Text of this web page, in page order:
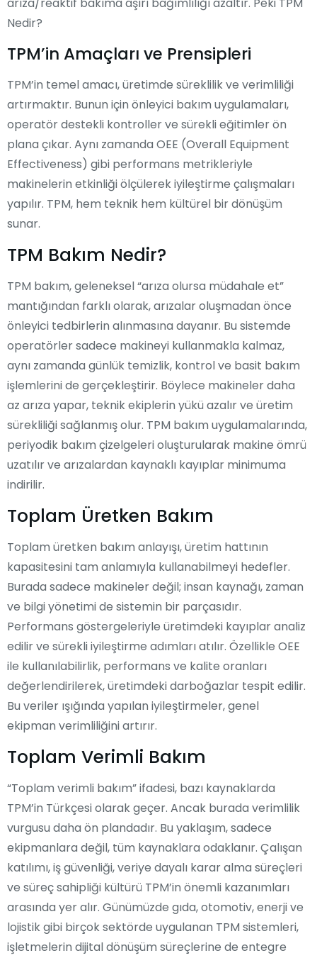
Nedir?
TPM’in Amaçları ve Prensipleri
TPM’in temel amacı, üretimde süreklilik ve verimliliği
artırmaktır. Bunun için önleyici bakım uygulamaları,
operatör destekli kontroller ve sürekli eğitimler ön
plana çıkar. Aynı zamanda OEE (Overall Equipment
Effectiveness) gibi performans metrikleriyle
makinelerin etkinliği ölçülerek iyileştirme çalışmaları
yapılır. TPM, hem teknik hem kültürel bir dönüşüm
sunar.
TPM Bakım Nedir?
TPM bakım, geleneksel “arıza olursa müdahale et”
mantığından farklı olarak, arızalar oluşmadan önce
önleyici tedbirlerin alınmasına dayanır. Bu sistemde
operatörler sadece makineyi kullanmakla kalmaz,
aynı zamanda günlük temizlik, kontrol ve basit bakım
işlemlerini de gerçekleştirir. Böylece makineler daha
az arıza yapar, teknik ekiplerin yükü azalır ve üretim
sürekliliği sağlanmış olur. TPM bakım uygulamalarında,
periyodik bakım çizelgeleri oluşturularak makine ömrü
uzatılır ve arızalardan kaynaklı kayıplar minimuma
indirilir.
Toplam Üretken Bakım
Toplam üretken bakım anlayışı, üretim hattının
kapasitesini tam anlamıyla kullanabilmeyi hedefler.
Burada sadece makineler değil; insan kaynağı, zaman
ve bilgi yönetimi de sistemin bir parçasıdır.
Performans göstergeleriyle üretimdeki kayıplar analiz
edilir ve sürekli iyileştirme adımları atılır. Özellikle OEE
ile kullanılabilirlik, performans ve kalite oranları
değerlendirilerek, üretimdeki darboğazlar tespit edilir.
Bu veriler ışığında yapılan iyileştirmeler, genel
ekipman verimliliğini artırır.
Toplam Verimli Bakım
“Toplam verimli bakım” ifadesi, bazı kaynaklarda
TPM’in Türkçesi olarak geçer. Ancak burada verimlilik
vurgusu daha ön plandadır. Bu yaklaşım, sadece
ekipmanlara değil, tüm kaynaklara odaklanır. Çalışan
katılımı, iş güvenliği, veriye dayalı karar alma süreçleri
ve süreç sahipliği kültürü TPM’in önemli kazanımları
arasında yer alır. Günümüzde gıda, otomotiv, enerji ve
lojistik gibi birçok sektörde uygulanan TPM sistemleri,
işletmelerin dijital dönüşüm süreçlerine de entegre